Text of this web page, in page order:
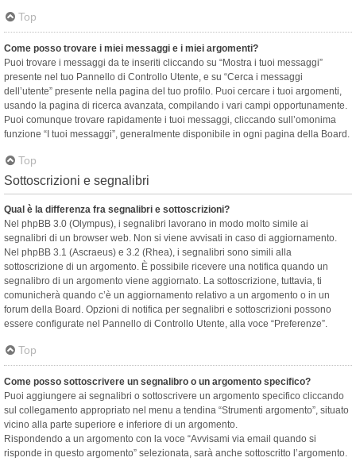
Top
Come posso trovare i miei messaggi e i miei argomenti?
Puoi trovare i messaggi da te inseriti cliccando su “Mostra i tuoi messaggi”
presente nel tuo Pannello di Controllo Utente, e su “Cerca i messaggi
dell’utente” presente nella pagina del tuo profilo. Puoi cercare i tuoi argomenti,
usando la pagina di ricerca avanzata, compilando i vari campi opportunamente.
Puoi comunque trovare rapidamente i tuoi messaggi, cliccando sull’omonima
funzione “I tuoi messaggi”, generalmente disponibile in ogni pagina della Board.
Top
Sottoscrizioni e segnalibri
Qual è la differenza fra segnalibri e sottoscrizioni?
Nel phpBB 3.0 (Olympus), i segnalibri lavorano in modo molto simile ai
segnalibri di un browser web. Non si viene avvisati in caso di aggiornamento.
Nel phpBB 3.1 (Ascraeus) e 3.2 (Rhea), i segnalibri sono simili alla
sottoscrizione di un argomento. È possibile ricevere una notifica quando un
segnalibro di un argomento viene aggiornato. La sottoscrizione, tuttavia, ti
comunicherà quando c’è un aggiornamento relativo a un argomento o in un
forum della Board. Opzioni di notifica per segnalibri e sottoscrizioni possono
essere configurate nel Pannello di Controllo Utente, alla voce “Preferenze”.
Top
Come posso sottoscrivere un segnalibro o un argomento specifico?
Puoi aggiungere ai segnalibri o sottoscrivere un argomento specifico cliccando
sul collegamento appropriato nel menu a tendina “Strumenti argomento”, situato
vicino alla parte superiore e inferiore di un argomento.
Rispondendo a un argomento con la voce “Avvisami via email quando si
risponde in questo argomento” selezionata, sarà anche sottoscritto l’argomento.